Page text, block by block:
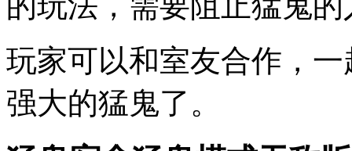
玩家可以和室友合作，
强大的猛鬼了。